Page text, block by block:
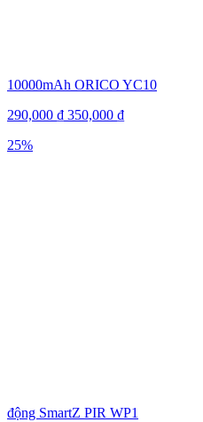
10000mAh ORICO YC10
290,000 ₫ 350,000 ₫
25%
động SmartZ PIR WP1